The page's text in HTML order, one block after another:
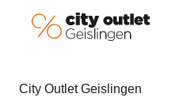
City Outlet Geislingen